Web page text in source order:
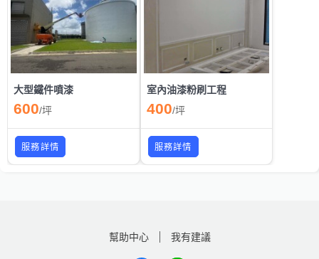
大型鐵件噴漆
600/坪
服務詳情
室內油漆粉刷工程
400/坪
服務詳情
幫助中心 我有建議